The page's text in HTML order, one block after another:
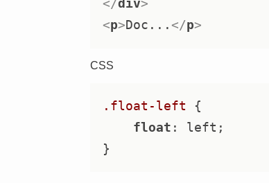
</div>
<p> Doc... </p>
CSS
.float-left {
float : left;
}